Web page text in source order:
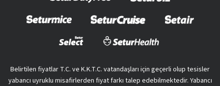
Belirtilen fiyatlar T.C. ve K.K.T.C. vatandaşları için geçerli olup tesisler
yabancı uyruklu misafirlerden fiyat farkı talep edebilmektedir. Yabancı